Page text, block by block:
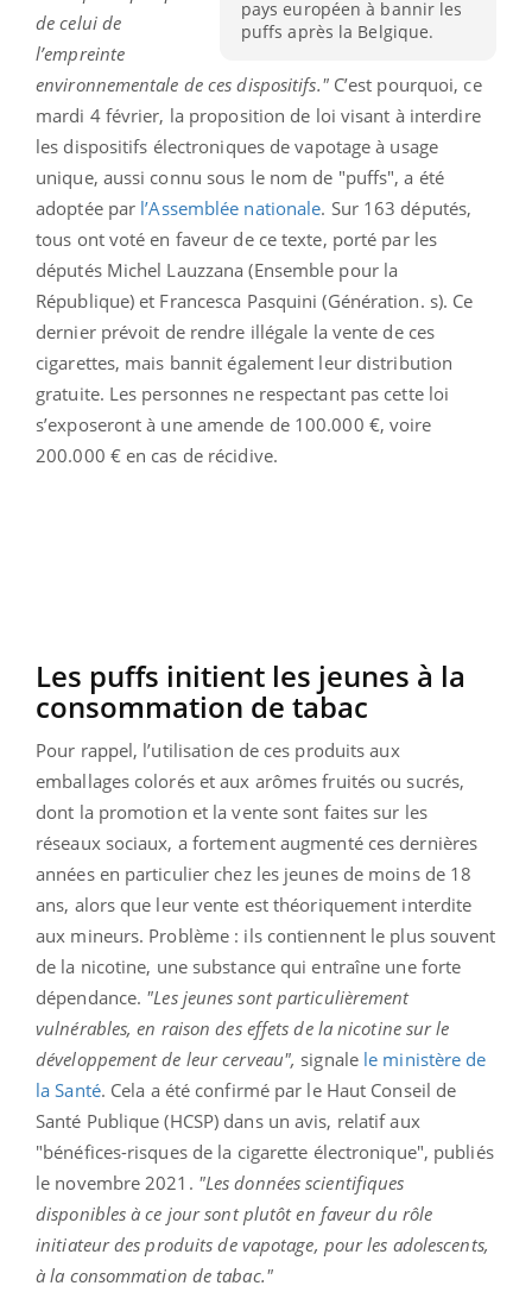
pays européen à bannir les
puffs après la Belgique.
de celui de
l’empreinte
environnementale de ces dispositifs."C’est pourquoi, ce
mardi 4 février, la proposition de loi visant à interdire
les dispositifs électroniques de vapotage à usage
unique, aussi connu sous le nom de "puffs", a été
adoptée par l’Assemblée nationale. Sur 163 députés,
tous ont voté en faveur de ce texte, porté par les
députés Michel Lauzzana (Ensemble pour la
République) et Francesca Pasquini (Génération. s). Ce
dernier prévoit de rendre illégale la vente de ces
cigarettes, mais bannit également leur distribution
gratuite. Les personnes ne respectant pas cette loi
s’exposeront à une amende de 100.000 €, voire
200.000 € en cas de récidive.
Les puffs initient les jeunes à la
consommation de tabac
Pour rappel, l’utilisation de ces produits aux
emballages colorés et aux arômes fruités ou sucrés,
dont la promotion et la vente sont faites sur les
réseaux sociaux, a fortement augmenté ces dernières
années en particulier chez les jeunes de moins de 18
ans, alors que leur vente est théoriquement interdite
aux mineurs. Problème : ils contiennent le plus souvent
de la nicotine, une substance qui entraîne une forte
dépendance. "Les jeunes sont particulièrement
vulnérables, en raison des effets de la nicotine sur le
développement de leur cerveau", signale le ministère de
la Santé. Cela a été confirmé par le Haut Conseil de
Santé Publique (HCSP) dans un avis, relatif aux
"bénéfices-risques de la cigarette électronique", publiés
le novembre 2021. "Les données scientifiques
disponibles à ce jour sont plutôt en faveur du rôle
initiateur des produits de vapotage, pour les adolescents,
à la consommation de tabac."